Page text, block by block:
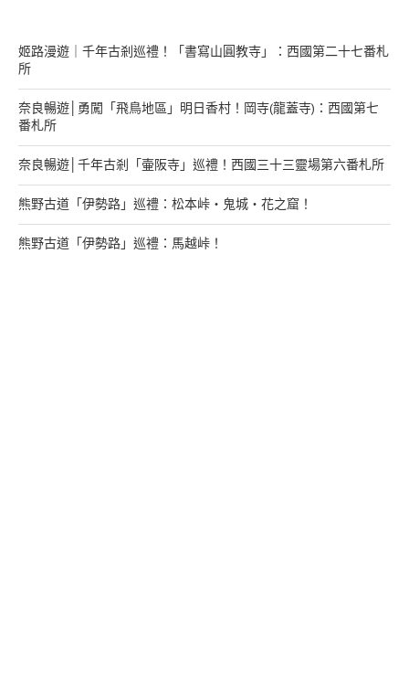
姬路漫遊｜千年古剎巡禮！「書寫山圓教寺」：西國第二十七番札
所
奈良暢遊│勇闖「飛鳥地區」明日香村！岡寺(龍蓋寺)：西國第七
番札所
奈良暢遊│千年古剎「壷阪寺」巡禮！西國三十三靈場第六番札所
熊野古道「伊勢路」巡禮：松本峠・鬼城・花之窟！
熊野古道「伊勢路」巡禮：馬越峠！